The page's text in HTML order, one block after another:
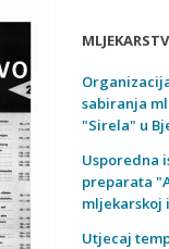
sabiranja
"Sirela" u
Usporedna
preparata
mljekarskoj
Utjecaj